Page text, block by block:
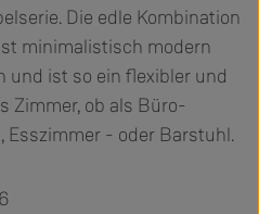
Die edle Kombination
minimalistisch modern
und ist so ein flexibler und
Zimmer, ob als Büro-
- oder Barstuhl.